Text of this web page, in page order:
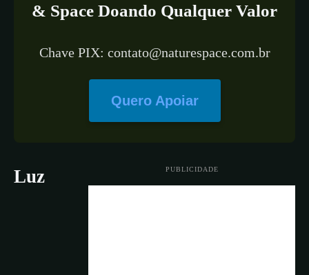
& Space Doando Qualquer Valor
Chave PIX: contato@naturespace.com.br
Quero Apoiar
PUBLICIDADE
Luz